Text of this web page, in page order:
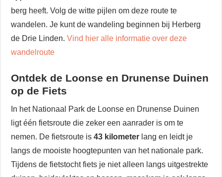
berg heeft. Volg de witte pijlen om deze route te
wandelen. Je kunt de wandeling beginnen bij Herberg
de Drie Linden.Vind hier alle informatie over deze
wandelroute
Ontdek de Loonse en Drunense Duinen
op de Fiets
In het Nationaal Park de Loonse en Drunense Duinen
ligt één fietsroute die zeker een aanrader is om te
nemen. De fietsroute is43 kilometer lang en leidt je
langs de mooiste hoogtepunten van het nationale park.
Tijdens de fietstocht fiets je niet alleen langs uitgestrekte